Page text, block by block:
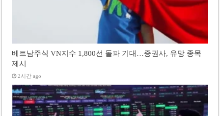
베트남주식 VN지수 1,800선 돌파 기대…증권사, 유망 종목
제시
2시간 ago